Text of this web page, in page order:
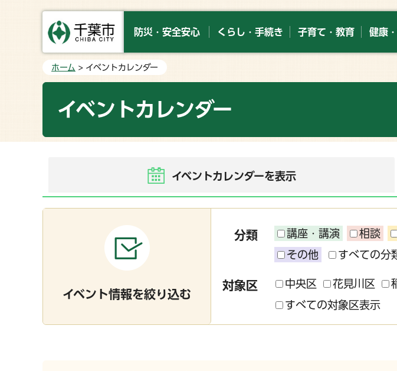
防災・安全安心 くらし・手続き 子育て・教育 健康
ホーム > イベントカレンダー
イベントカレンダー
イベントカレンダーを表示
イベント情報を絞り込む
分類 講座・講演 相談
その他
すべての分
対象区 中央区 花見川区
すべての対象区表示